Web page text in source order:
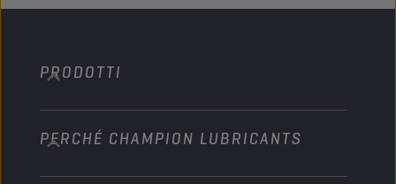
PRODOTTI
Autovetture
Autobus e automezzi pesanti
PERCHÉ CHAMPION LUBRICANTS